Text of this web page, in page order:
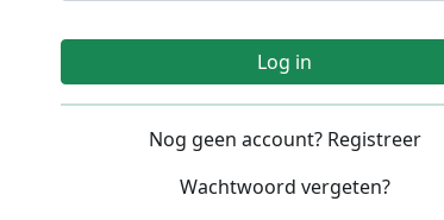
Log in
Nog geen account? Registreer
Wachtwoord vergeten?